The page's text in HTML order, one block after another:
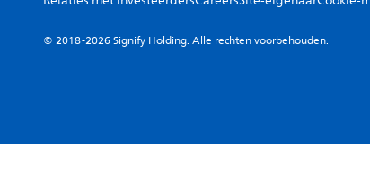
© 2018-2026 Signify Holding. Alle rechten voorbehouden.